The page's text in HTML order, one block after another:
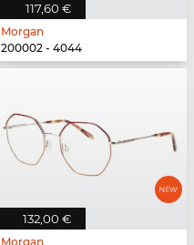
117,60 €
Morgan
200002 - 4044
132,00 €
Morgan